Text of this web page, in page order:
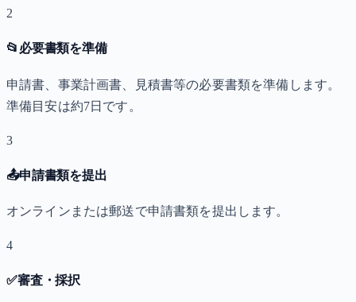
2
📂 必要書類を準備
申請書、事業計画書、見積書等の必要書類を準備します。
準備目安は約7日です。
3
📤申請書類を提出
オンラインまたは郵送で申請書類を提出します。
4
✅審査・採択